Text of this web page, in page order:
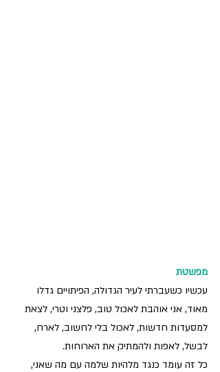
מפשטת
עכשיו כשעברתי לעיר הגדולה, הפיתויים גדלו
מאוד, אני אוהבת לאכול טוב, פלצני וטרי, לצאת
למסעדות חדשות, לאכול בלי לחשוב, לארח,
לבשל, לאפות ולהמתיק את הארוחות.
כל זה עומד כנגד מלהיות שלמה עם מה שאני,